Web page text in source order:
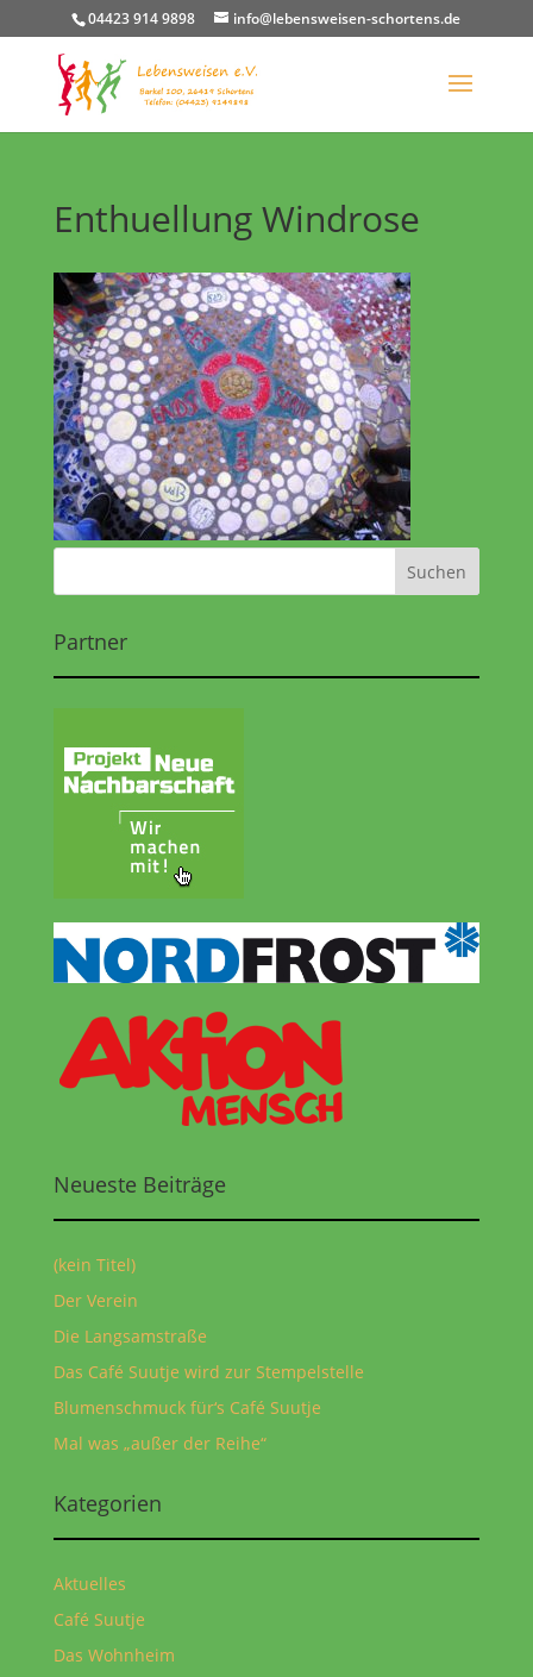
04423 914 9898 info@lebensweisen-schortens.de
Enthuellung Windrose
Partner
Neueste Beiträge
(kein Titel)
Der Verein
Die Langsamstraße
Das Café Suutje wird zur Stempelstelle
Blumenschmuck für‘s Café Suutje
Mal was „außer der Reihe“
Kategorien
Aktuelles
Café Suutje
Das Wohnheim